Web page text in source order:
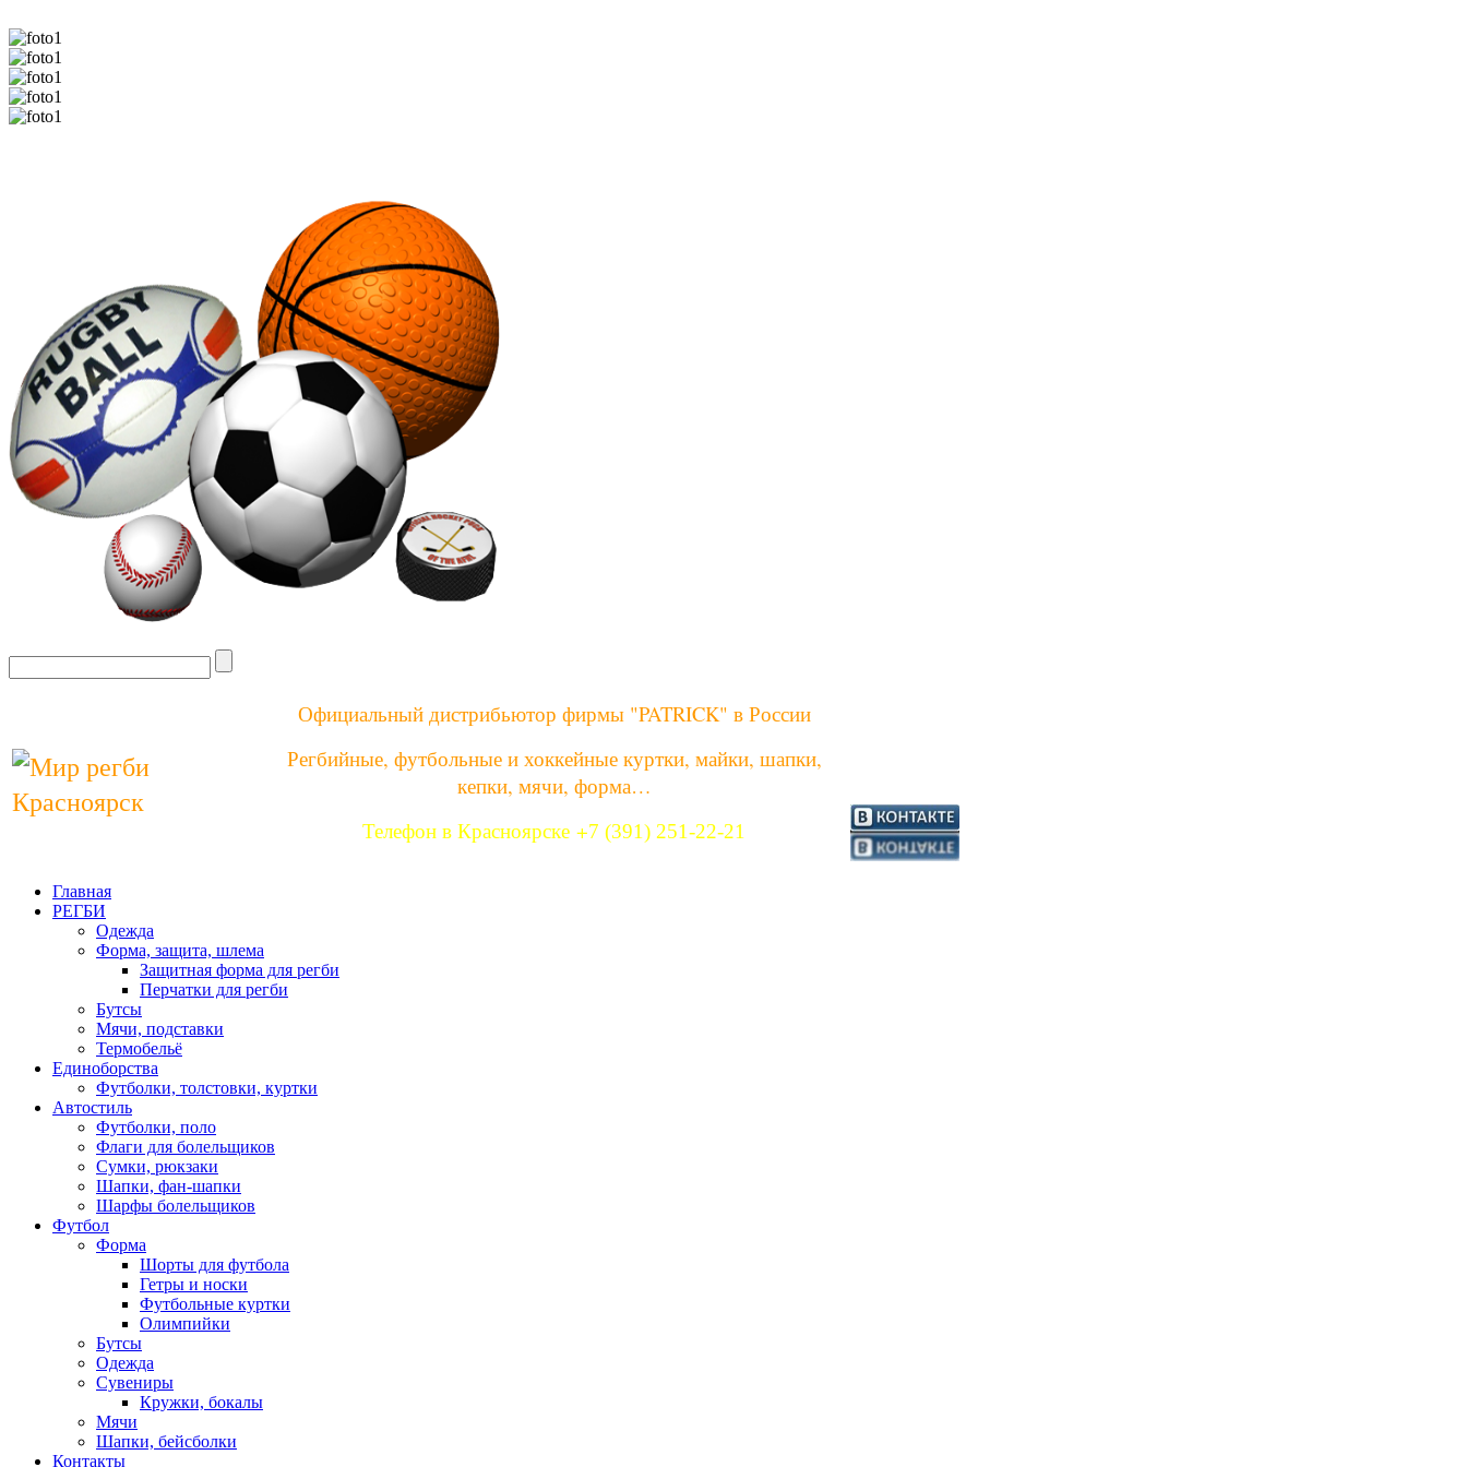
Официальный дистрибьютор фирмы "PATRICK" в России
Регбийные, футбольные и хоккейные куртки, майки, шапки,
кепки, мячи, форма…
Телефон в Красноярске +7 (391) 251-22-21
Главная
РЕГБИ
Одежда
Форма, защита, шлема
Защитная форма для регби
Перчатки для регби
Бутсы
Мячи, подставки
Термобельё
Единоборства
Футболки, толстовки, куртки
Автостиль
Футболки, поло
Флаги для болельщиков
Сумки, рюкзаки
Шапки, фан-шапки
Шарфы болельщиков
Футбол
Форма
Шорты для футбола
Гетры и носки
Футбольные куртки
Олимпийки
Бутсы
Одежда
Сувениры
Кружки, бокалы
Мячи
Шапки, бейсболки
Контакты